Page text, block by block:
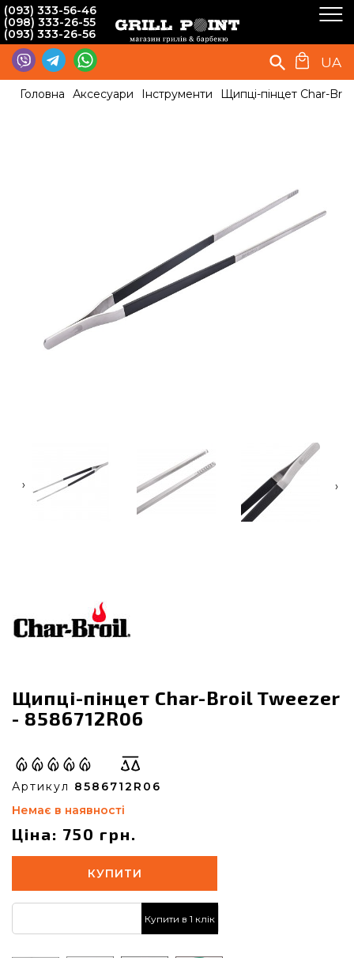
(093) 333-56-46
(098) 333-26-55
(093) 333-26-56
UA
Головна Аксесуари Інструменти Щипці-пінцет Char-
‹ ›
Щипці-пінцет Char-Broil Tweezer
- 8586712R06
Артикул 8586712R06
Немає в наявності
Ціна: 750 грн.
КУПИТИ
Купити в 1 клік